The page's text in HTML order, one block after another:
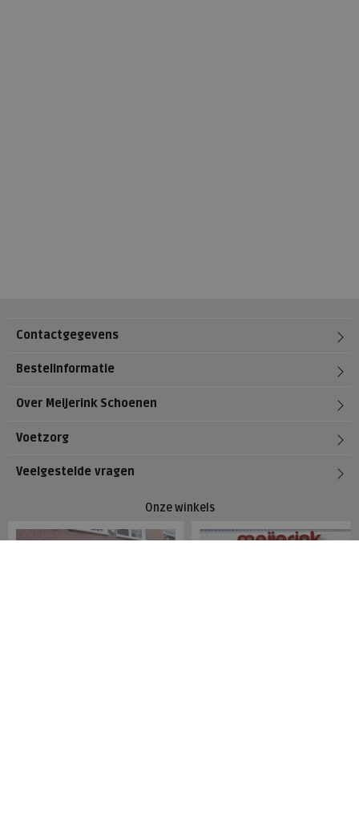
Contactgegevens
Bestelinformatie
Over Meijerink Schoenen
Voetzorg
Veelgestelde vragen
Onze winkels